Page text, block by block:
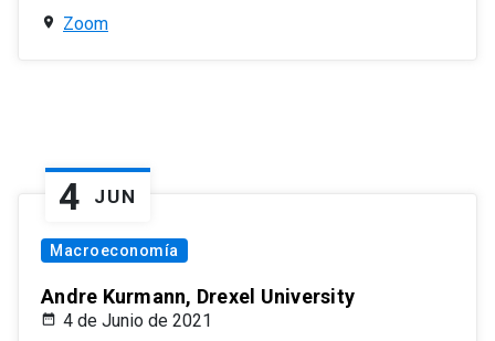
Zoom
4 JUN
Macroeconomía
Andre Kurmann, Drexel University
4 de Junio de 2021